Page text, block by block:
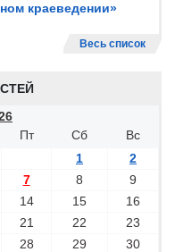
краеведении»
Весь список
Пт Сб
Вс
1
2
7 8
9
14 15
16
21 22
23
28 29 30